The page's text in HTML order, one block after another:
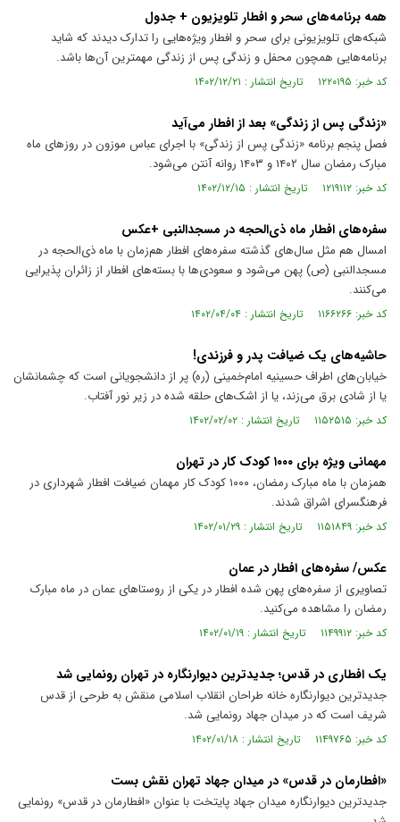
همه برنامه‌های سحر و افطار تلویزیون + جدول
شبکه‌های تلویزیونی برای سحر و افطار ویژه‌هایی را تدارک دیدند که شاید
برنامه‌هایی همچون محفل و زندگی پس از زندگی مهمترین آن‌ها باشد.
کد خبر: ۱۲۲۰۱۹۵ تاریخ انتشار : ۱۴۰۲/۱۲/۲۱
«زندگی پس از زندگی» بعد از افطار می‌آید
فصل پنجم برنامه «زندگی پس از زندگی» با اجرای عباس موزون در روزهای ماه
مبارک رمضان سال ۱۴۰۲ و ۱۴۰۳ روانه آنتن می‌شود.
کد خبر: ۱۲۱۹۱۱۲ تاریخ انتشار : ۱۴۰۲/۱۲/۱۵
سفره‌های افطار ماه ذی‌الحجه در مسجدالنبی +عکس
امسال هم مثل سال‌های گذشته سفره‌های افطار هم‌زمان با ماه ذی‌الحجه در
مسجدالنبی (ص) پهن می‌شود و سعودی‌ها با بسته‌های افطار از زائران پذیرایی
می‌کنند.
کد خبر: ۱۱۶۶۲۶۶ تاریخ انتشار : ۱۴۰۲/۰۴/۰۴
حاشیه‌های یک ضیافت پدر و فرزندی!
خیابان‌های اطراف حسینیه امام‌خمینی (ره) پر از دانشجویانی است که چشمانشان
یا از شادی برق می‌زند، یا از اشک‌های حلقه شده در زیر نور آفتاب.
کد خبر: ۱۱۵۲۵۱۵ تاریخ انتشار : ۱۴۰۲/۰۲/۰۲
مهمانی ویژه برای ۱۰۰۰ کودک کار در تهران
همزمان با ماه مبارک رمضان، ۱۰۰۰ کودک کار مهمان ضیافت افطار شهرداری در
فرهنگسرای اشراق شدند.
کد خبر: ۱۱۵۱۸۴۹ تاریخ انتشار : ۱۴۰۲/۰۱/۲۹
عکس/ سفره‌های افطار در عمان
تصاویری از سفره‌های پهن شده افطار در یکی از روستاهای عمان در ماه مبارک
رمضان را مشاهده می‌کنید.
کد خبر: ۱۱۴۹۹۱۲ تاریخ انتشار : ۱۴۰۲/۰۱/۱۹
یک افطاری در قدس؛ جدیدترین دیوارنگاره در تهران رونمایی شد
جدیدترین دیوارنگاره خانه طراحان انقلاب اسلامی منقش به طرحی از قدس
شریف است که در میدان جهاد رونمایی شد.
کد خبر: ۱۱۴۹۷۶۵ تاریخ انتشار : ۱۴۰۲/۰۱/۱۸
«افطارمان در قدس» در میدان جهاد تهران نقش بست
جدیدترین دیوارنگاره میدان جهاد پایتخت با عنوان «افطارمان در قدس» رونمایی